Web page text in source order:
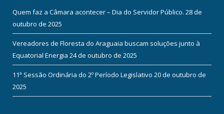
Quem faz a Câmara acontecer – Dia do Servidor Público. 28 de
outubro de 2025
Vereadores de Floresta do Araguaia buscam soluções junto à
Equatorial Energia 24 de outubro de 2025
11ª Sessão Ordinária do 2º Período Legislativo 20 de outubro de
2025